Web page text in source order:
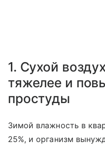
1. Сухой
тяжелее и
простуды
Зимой влажность в
25%, и организм